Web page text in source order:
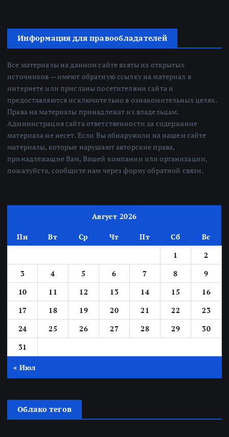
Информация для правообладателей
Все материалы на данном сайте взяты из открытых
источников — имеют обратную ссылку на материал в
интернете или присланы посетителями сайта и
предоставляются исключительно в ознакомительных целях.
Права на материалы принадлежат их владельцам.
Администрация сайта ответственности за содержание
материала не несет. Если Вы обнаружили на нашем сайте
материалы, которые нарушают авторские права,
принадлежащие Вам, Вашей компании или организации,
пожалуйста, сообщите нам через форму обратной связи.
Август 2026
Пн Вт Ср Чт Пт Сб
Вс
1
2
3
4 5 6 7 8
9
10
11 12 13 14 15
16
17
18 19 20 21 22
23
24
25 26 27 28 29
30
31
« Июл
Облако тегов